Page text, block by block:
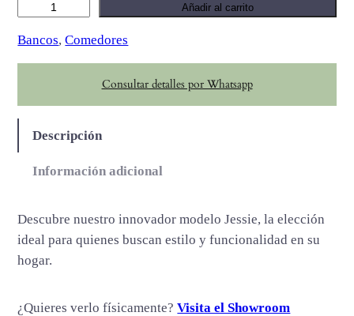
s
s
e
a
i
d
a
Añadir al carrito
Bancos, Comedores
Consultar detalles por Whatsapp
Descripción
Información adicional
Descubre nuestro innovador modelo Jessie, la elección
ideal para quienes buscan estilo y funcionalidad en su
hogar.
¿Quieres verlo físicamente?Visita el Showroom